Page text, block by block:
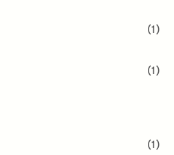
(1)
(1)
(1)